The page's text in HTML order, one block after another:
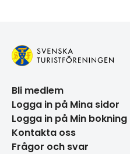
Bli medlem
Logga in på Mina sidor
Logga in på Min bokning
Kontakta oss
Frågor och svar